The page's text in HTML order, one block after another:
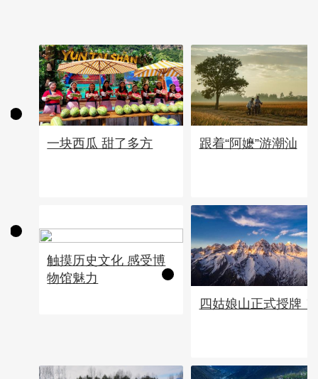
一块西瓜 甜了多方 跟着“阿嬷”游潮汕
触摸历史文化 感受博
物馆魅力
四姑娘山正式授牌！